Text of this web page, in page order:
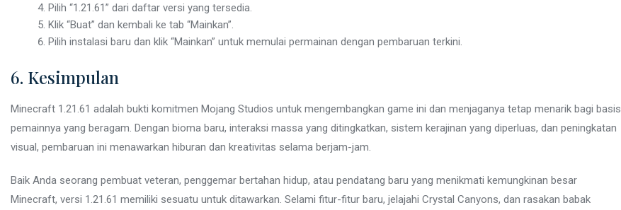
Pilih “1.21.61” dari daftar versi yang tersedia.
Klik “Buat” dan kembali ke tab “Mainkan”.
Pilih instalasi baru dan klik “Mainkan” untuk memulai permainan dengan pembaruan terkini.
6. Kesimpulan
Minecraft 1.21.61 adalah bukti komitmen Mojang Studios untuk mengembangkan game ini dan menjaganya tetap menarik bagi basis
pemainnya yang beragam. Dengan bioma baru, interaksi massa yang ditingkatkan, sistem kerajinan yang diperluas, dan peningkatan
visual, pembaruan ini menawarkan hiburan dan kreativitas selama berjam-jam.
Baik Anda seorang pembuat veteran, penggemar bertahan hidup, atau pendatang baru yang menikmati kemungkinan besar
Minecraft, versi 1.21.61 memiliki sesuatu untuk ditawarkan. Selami fitur-fitur baru, jelajahi Crystal Canyons, dan rasakan babak